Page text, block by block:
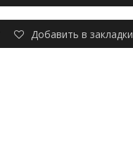
Добавить в закладки